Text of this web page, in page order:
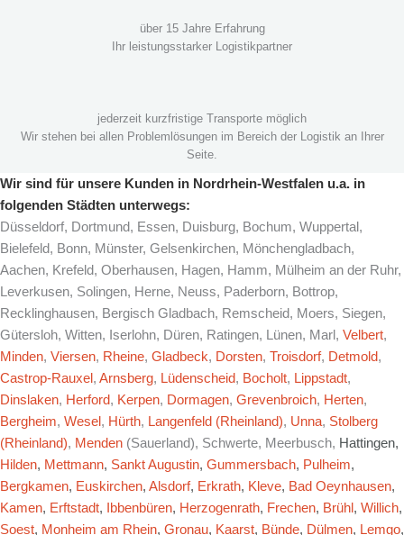
über 15 Jahre Erfahrung
Ihr leistungsstarker Logistikpartner
jederzeit kurzfristige Transporte möglich
Wir stehen bei allen Problemlösungen im Bereich der Logistik an Ihrer
Seite.
Wir sind für unsere Kunden in Nordrhein-Westfalen u.a. in
folgenden Städten unterwegs:
Düsseldorf, Dortmund, Essen, Duisburg, Bochum, Wuppertal,
Bielefeld, Bonn, Münster, Gelsenkirchen, Mönchengladbach,
Aachen, Krefeld, Oberhausen, Hagen, Hamm, Mülheim an der Ruhr,
Leverkusen, Solingen, Herne, Neuss, Paderborn, Bottrop,
Recklinghausen, Bergisch Gladbach, Remscheid, Moers, Siegen,
Gütersloh, Witten, Iserlohn, Düren, Ratingen, Lünen, Marl, Velbert,
Minden, Viersen, Rheine, Gladbeck, Dorsten, Troisdorf, Detmold,
Castrop-Rauxel , Arnsberg, Lüdenscheid, Bocholt, Lippstadt,
Dinslaken, Herford, Kerpen, Dormagen, Grevenbroich, Herten,
Bergheim, Wesel , Hürth, Langenfeld (Rheinland), Unna, Stolberg
(Rheinland), Menden (Sauerland), Schwerte, Meerbusch, Hattingen,
Hilden, Mettmann, Sankt Augustin, Gummersbach, Pulheim,
Bergkamen, Euskirchen, Alsdorf, Erkrath, Kleve, Bad Oeynhausen,
Kamen, Erftstadt, Ibbenbüren, Herzogenrath, Frechen, Brühl , Willich,
Soest, Monheim am Rhein, Gronau, Kaarst, Bünde, Dülmen, Lemgo,